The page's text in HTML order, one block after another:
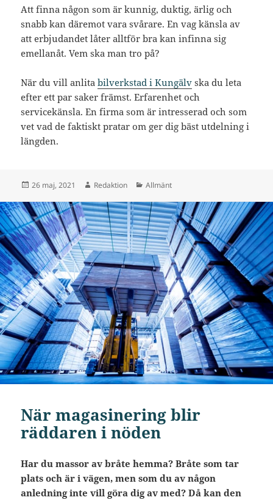
Att finna någon som är kunnig, duktig, ärlig och
snabb kan däremot vara svårare. En vag känsla av
att erbjudandet låter alltför bra kan infinna sig
emellanåt. Vem ska man tro på?
När du vill anlitabilverkstad i Kungälv ska du leta
efter ett par saker främst. Erfarenhet och
servicekänsla. En firma som är intresserad och som
vet vad de faktiskt pratar om ger dig bäst utdelning i
längden.
Postat
26 maj, 2021 Författare
Redaktion Kategorier
Allmänt
När magasinering blir
räddaren i nöden
Har du massor av bråte hemma? Bråte som tar
plats och är i vägen, men som du av någon
anledning inte vill göra dig av med? Då kan den